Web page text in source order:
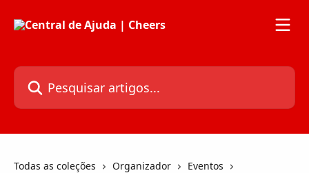
Pesquisar artigos...
Todas as coleções Organizador
Eventos